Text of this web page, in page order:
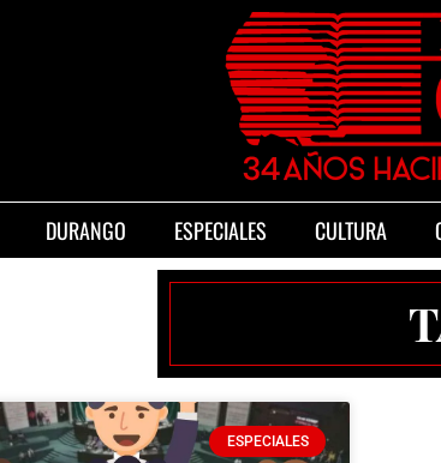
DURANGO ESPECIALES CULTURA
ESPECIALES